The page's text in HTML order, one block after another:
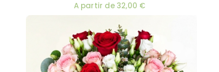
A partir de 32,00 €